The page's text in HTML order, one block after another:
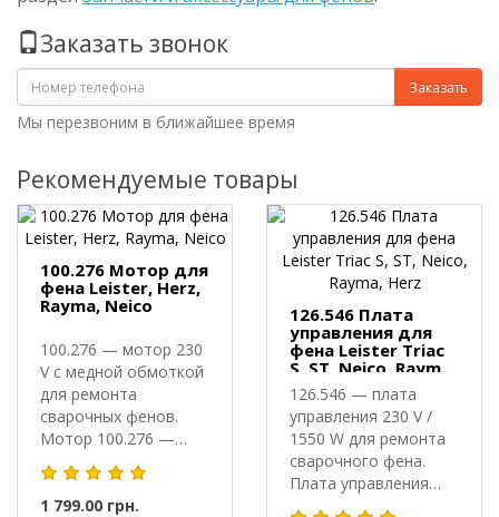
Заказать звонок
Заказать
Мы перезвоним в ближайшее время
Рекомендуемые товары
100.276 Мотор для
фена Leister, Herz,
Rayma, Neico
100.276 — мотор 230
V с медной обмоткой
для ремонта
сварочных фенов.
Мотор 100.276 —
электродвигате..
1 799.00 грн.
126.546 Плата
управления для
фена Leister Triac
S, ST, Neico, Rayma,
Herz
126.546 — плата
управления 230 V /
1550 W для ремонта
сварочного фена.
Плата управления
126.546 — э..